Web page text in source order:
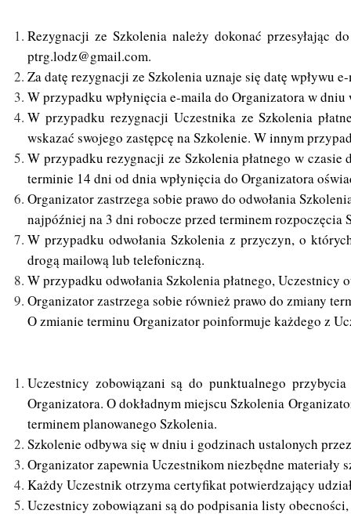
Rezygnacji ze Szkolenia należy dokonać przesyłając
ptrg.lodz@gmail.com.
Za datę rezygnacji ze Szkolenia uznaje się datę wpływu
W przypadku wpłynięcia e-maila do Organizatora w
W przypadku rezygnacji Uczestnika ze Szkolenia
wskazać swojego zastępcę na Szkolenie. W innym
W przypadku rezygnacji ze Szkolenia płatnego w
terminie 14 dni od dnia wpłynięcia do Organizatora
Organizator zastrzega sobie prawo do odwołania
najpóźniej na 3 dni robocze przed terminem rozpoczęcia
W przypadku odwołania Szkolenia z przyczyn, o
drogą mailową lub telefoniczną.
W przypadku odwołania Szkolenia płatnego, Uczestnicy
Organizator zastrzega sobie również prawo do zmiany
O zmianie terminu Organizator poinformuje każdego z
Uczestnicy zobowiązani są do punktualnego
Organizatora.O dokładnym miejscu Szkolenia
terminem planowanego Szkolenia.
Szkolenie odbywa się w dniu i godzinach ustalonych
Organizator zapewnia Uczestnikom niezbędne materiały
Każdy Uczestnik otrzyma certyfikat potwierdzający
Uczestnicy zobowiązani są do podpisania listy